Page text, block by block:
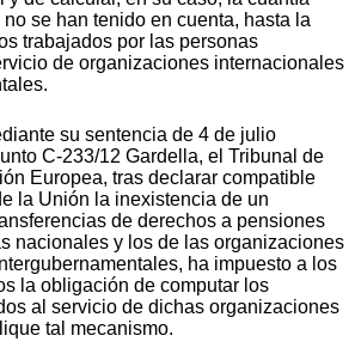
se han tenido en cuenta, hasta la
trabajados por las personas
de organizaciones internacionales
su sentencia de 4 de julio
C-233/12 Gardella, el Tribunal de
Europea, tras declarar compatible
la Unión la inexistencia de un
de derechos a pensiones
nacionales y los de las organizaciones
ha impuesto a los
la obligación de computar los
al servicio de dichas organizaciones
tal mecanismo.